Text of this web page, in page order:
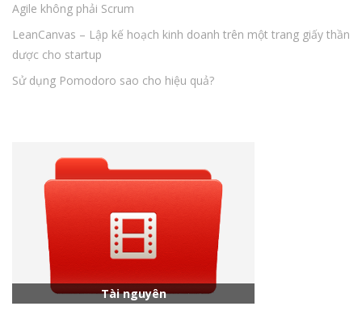
Agile không phải Scrum
LeanCanvas – Lập kế hoạch kinh doanh trên một trang giấy thần
dược cho startup
Sử dụng Pomodoro sao cho hiệu quả?
Tài nguyên